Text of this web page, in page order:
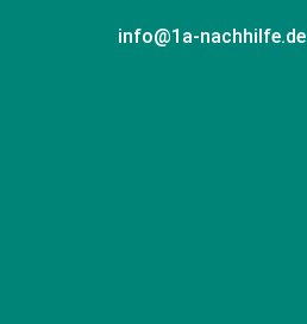
info@1a-nachhilfe.de